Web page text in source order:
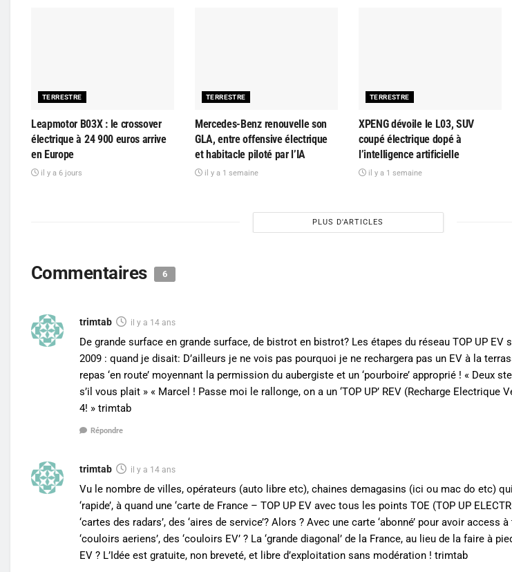
TERRESTRE
Leapmotor B03X : le crossover
électrique à 24 900 euros arrive
en Europe
il y a 6 jours
TERRESTRE
Mercedes-Benz renouvelle son
GLA, entre offensive électrique
et habitacle piloté par l’IA
il y a 1 semaine
TERRESTRE
XPENG dévoile le L03, SUV
coupé électrique dopé à
l’intelligence artificielle
il y a 1 semaine
PLUS D'ARTICLES
Commentaires 6
trimtab il y a 14 ans
De grande surface en grande surface, de bistrot en bistrot? Les étapes du réseau TOP UP EV
2009 : quand je disait: D’ailleurs je ne vois pas pourquoi je ne rechargera pas un EV à la
repas ‘en route’ moyennant la permission du aubergiste et un ‘pourboire’ approprié ! « Deux
s’il vous plait » « Marcel ! Passe moi le rallonge, on a un ‘TOP UP’ REV (Recharge Electrique
4! » trimtab
Répondre
trimtab il y a 14 ans
Vu le nombre de villes, opérateurs (auto libre etc), chaines demagasins (ici ou mac do etc)
‘rapide’, à quand une ‘carte de France – TOP UP EV avec tous les points TOE (TOP UP
‘cartes des radars’, des ‘aires de service’? Alors ? Avec une carte ‘abonné’ pour avoir access
‘couloirs aeriens’, des ‘couloirs EV’ ? La ‘grande diagonal’ de la France, au lieu de la faire à
EV ? L’Idée est gratuite, non breveté, et libre d’exploitation sans modération ! trimtab